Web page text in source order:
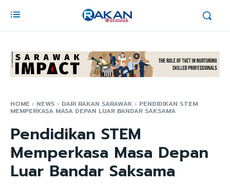
HOME NEWS DARI RAKAN SARAWAK PENDIDIKAN STEM
MEMPERKASA MASA DEPAN LUAR BANDAR SAKSAMA
Pendidikan STEM
Memperkasa Masa Depan
Luar Bandar Saksama